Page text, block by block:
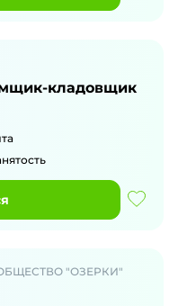
кладовщик
"ОЗЕРКИ"